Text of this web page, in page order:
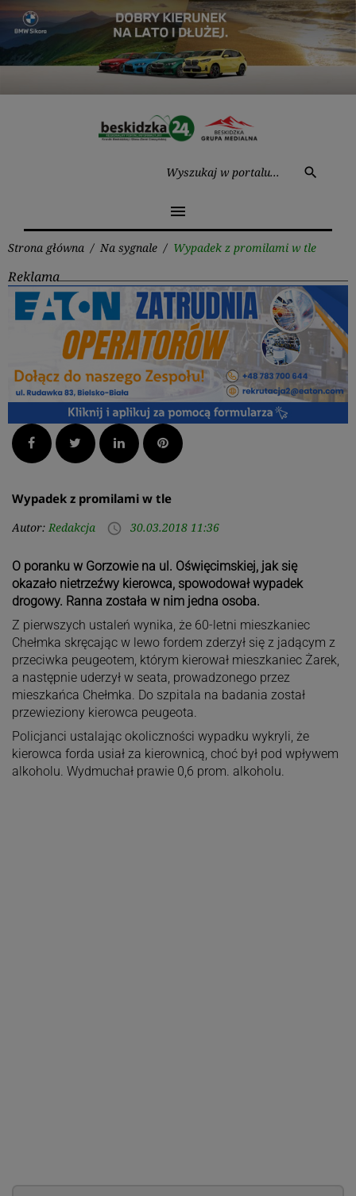
Przejdź
treści
search
menu
Strona główna / Na sygnale / Wypadek z promilami w tle
Reklama
Facebook Twitter LinkedInPinterest
Wypadek z promilami w tle
Autor: Redakcja access_time 30.03.2018 11:36
O poranku w Gorzowie na ul. Oświęcimskiej, jak się
okazało nietrzeźwy kierowca, spowodował wypadek
drogowy. Ranna została w nim jedna osoba.
Z pierwszych ustaleń wynika, że 60-letni mieszkaniec
Chełmka skręcając w lewo fordem zderzył się z jadącym z
przeciwka peugeotem, którym kierował mieszkaniec Żarek,
a następnie uderzył w seata, prowadzonego przez
mieszkańca Chełmka. Do szpitala na badania został
przewieziony kierowca peugeota.
Policjanci ustalając okoliczności wypadku wykryli, że
kierowca forda usiał za kierownicą, choć był pod wpływem
alkoholu. Wydmuchał prawie 0,6 prom. alkoholu.